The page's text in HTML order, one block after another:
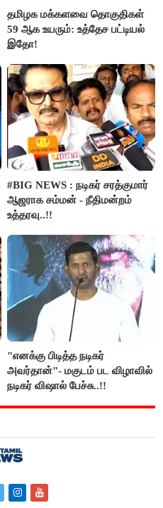
தமிழக மக்களவை தொகுதிகள்
59 ஆக உயரும்: உத்தேச பட்டியல்
இதோ!
#BIG NEWS : நடிகர் சரத்குமார்
ஆஜராக சம்மன் - நீதிமன்றம்
உத்தரவு..!!
"எனக்கு பிடித்த நடிகர்
அவர்தான்"- மகுடம் பட விழாவில்
நடிகர் விஷால் பேச்சு..!!